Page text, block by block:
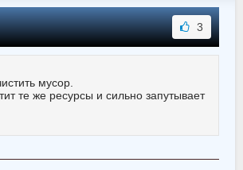
3
мусор.
те же ресурсы и сильно запутывает